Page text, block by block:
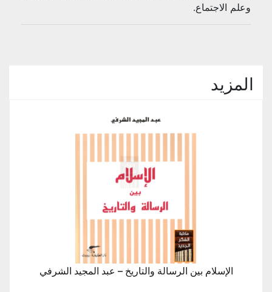
وعلم الاجتماع.
المزيد
الإسلام بين الرسالة والتاريخ – عبد المجيد الشرفي